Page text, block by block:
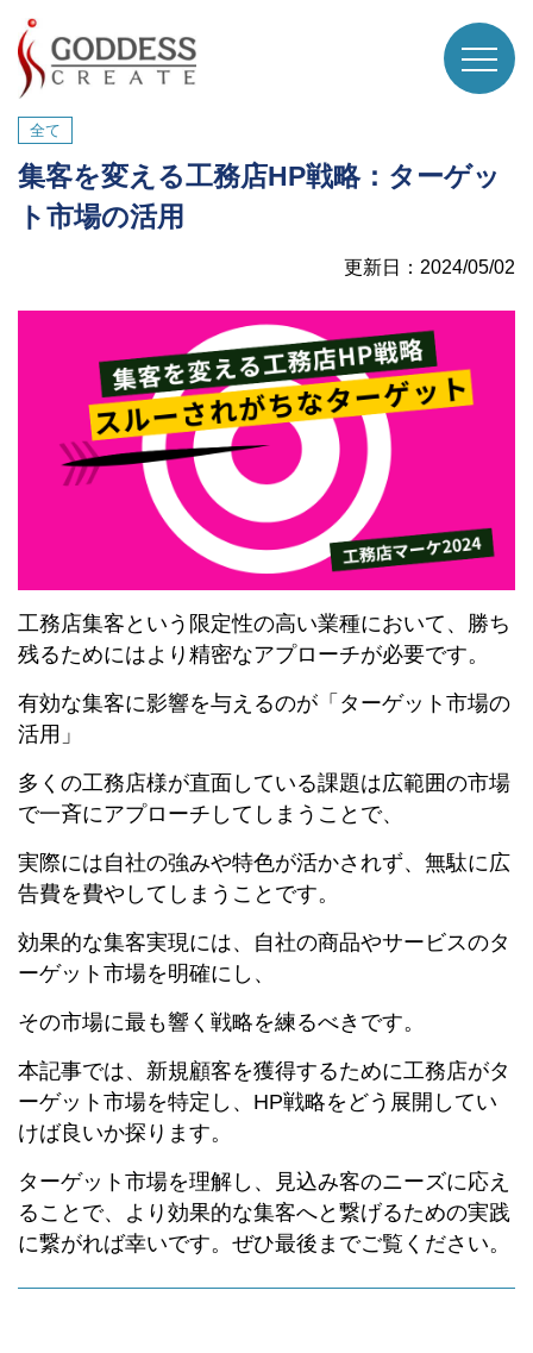
全て
集客を変える工務店HP戦略：ターゲッ
ト市場の活用
更新日：2024/05/02
工務店集客という限定性の高い業種において、勝ち
残るためにはより精密なアプローチが必要です。
有効な集客に影響を与えるのが「ターゲット市場の
活用」
多くの工務店様が直面している課題は広範囲の市場
で一斉にアプローチしてしまうことで、
実際には自社の強みや特色が活かされず、無駄に広
告費を費やしてしまうことです。
効果的な集客実現には、自社の商品やサービスのタ
ーゲット市場を明確にし、
その市場に最も響く戦略を練るべきです。
本記事では、新規顧客を獲得するために工務店がタ
ーゲット市場を特定し、HP戦略をどう展開してい
けば良いか探ります。
ターゲット市場を理解し、見込み客のニーズに応え
ることで、より効果的な集客へと繋げるための実践
に繋がれば幸いです。ぜひ最後までご覧ください。